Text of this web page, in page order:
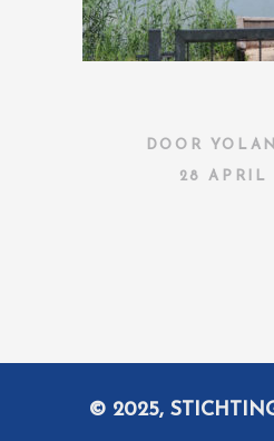
DOOR
28 APRIL
© 2025,